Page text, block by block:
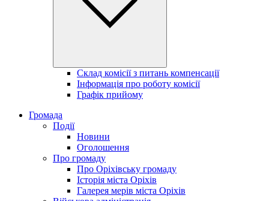
Склад комісії з питань компенсації
Інформація про роботу комісії
Графік прийому
Громада
Події
Новини
Оголошення
Про громаду
Про Оріхівську громаду
Історія міста Оріхів
Галерея мерів міста Оріхів